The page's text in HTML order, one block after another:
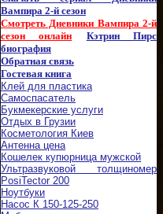
Вампира 2-й сезон
Смотреть Дневники Вампира 2-й
сезон онлайн
Кэтрин Пирс
биография
Обратная связь
Гостевая книга
Клей для пластика
Самоспасатель
Букмекерские услуги
Отдых в Грузии
Косметология Киев
Антенна цена
Кошелек купюрница мужской
Ультразвуковой толщиномер
PosiTector 200
Ноутбуки
Насос К 150-125-250